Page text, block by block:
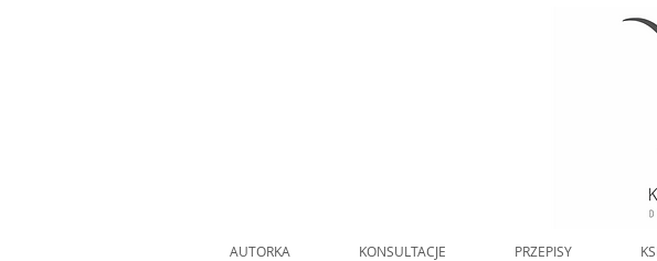
AUTORKA KONSULTACJE PRZEPISY